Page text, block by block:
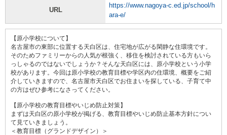
URL
https://www.nagoya-c.ed.jp/school/h
ara-e/
【原小学校について】
名古屋市の東部に位置する天白区は、住宅地が広がる閑静な住環境です。
そのためファミリーからの人気が根強く、移住を検討されている方もいら
っしゃるのではないでしょうか？そんな天白区には、原小学校という小学
校があります。今回は原小学校の教育目標や学区内の住環境、概要をご紹
介していきますので、名古屋市天白区でお住まいを探している、子育て中
の方はぜひ参考になさってください。
【原小学校の教育目標やいじめ防止対策】
まずは天白区の原小学校が掲げる、教育目標やいじめ防止基本方針につい
て見ていきましょう。
＜教育目標（グランドデザイン）＞